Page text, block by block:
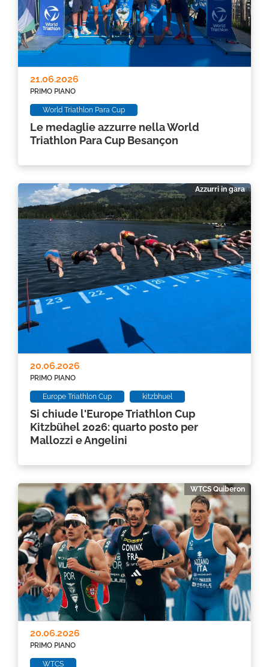
Le medaglie azzurre nella World
Triathlon Para Cup Besançon
PRIMO PIANO
21.06.2026
World Triathlon Para Cup
Si chiude l'Europe Triathlon Cup
Kitzbühel 2026: quarto posto per
Mallozzi e Angelini
PRIMO PIANO
20.06.2026
Europe Triathlon Cup kitzbhuel
Azzurri in gara
PRIMO PIANO
20.06.2026
WTCS
WTCS Quiberon